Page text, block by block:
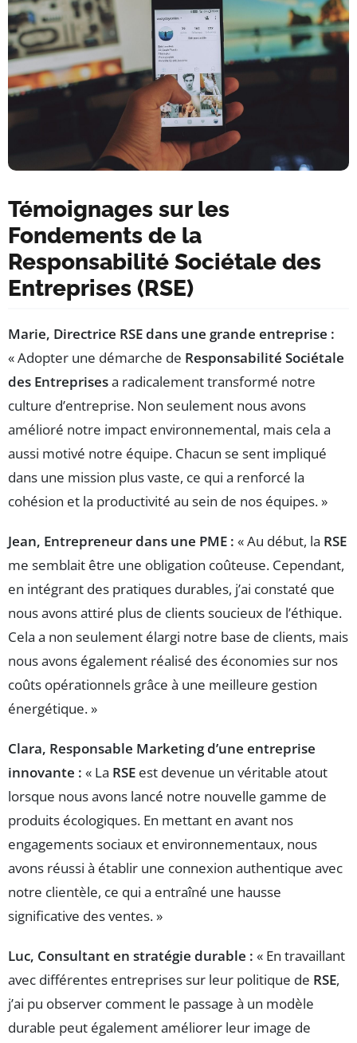
Témoignages sur les
Fondements de la
Responsabilité Sociétale des
Entreprises (RSE)
Marie, Directrice RSE dans une grande entreprise :
« Adopter une démarche de Responsabilité Sociétale
des Entreprisesa radicalement transformé notre
culture d’entreprise. Non seulement nous avons
amélioré notre impact environnemental, mais cela a
aussi motivé notre équipe. Chacun se sent impliqué
dans une mission plus vaste, ce qui a renforcé la
cohésion et la productivité au sein de nos équipes. »
Jean, Entrepreneur dans une PME : « Au début, la RSE
me semblait être une obligation coûteuse. Cependant,
en intégrant des pratiques durables, j’ai constaté que
nous avons attiré plus de clients soucieux de l’éthique.
Cela a non seulement élargi notre base de clients, mais
nous avons également réalisé des économies sur nos
coûts opérationnels grâce à une meilleure gestion
énergétique. »
Clara, Responsable Marketing d’une entreprise
innovante : « La RSE est devenue un véritable atout
lorsque nous avons lancé notre nouvelle gamme de
produits écologiques. En mettant en avant nos
engagements sociaux et environnementaux, nous
avons réussi à établir une connexion authentique avec
notre clientèle, ce qui a entraîné une hausse
significative des ventes. »
Luc, Consultant en stratégie durable : « En travaillant
avec différentes entreprises sur leur politique de RSE,
j’ai pu observer comment le passage à un modèle
durable peut également améliorer leur image de